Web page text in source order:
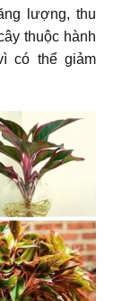
lượng, thu
thuộc hành
có thể giảm